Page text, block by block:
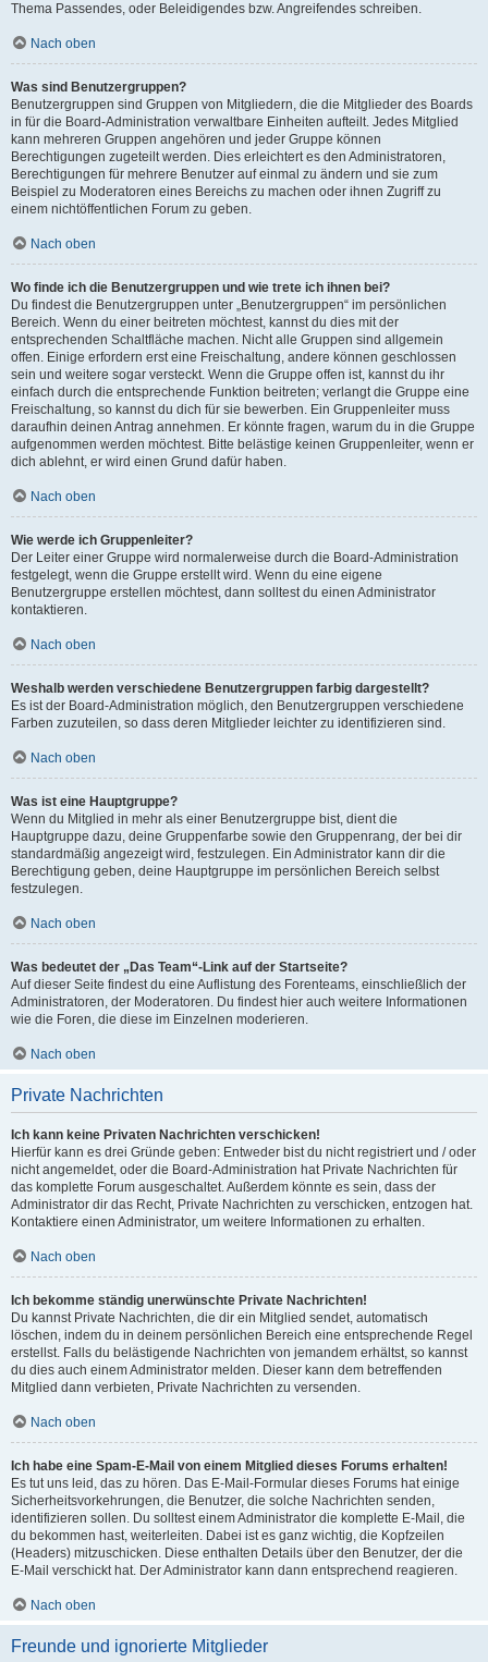
Thema Passendes, oder Beleidigendes bzw. Angreifendes schreiben.
Nach oben
Was sind Benutzergruppen?
Benutzergruppen sind Gruppen von Mitgliedern, die die Mitglieder des Boards
in für die Board-Administration verwaltbare Einheiten aufteilt. Jedes Mitglied
kann mehreren Gruppen angehören und jeder Gruppe können
Berechtigungen zugeteilt werden. Dies erleichtert es den Administratoren,
Berechtigungen für mehrere Benutzer auf einmal zu ändern und sie zum
Beispiel zu Moderatoren eines Bereichs zu machen oder ihnen Zugriff zu
einem nichtöffentlichen Forum zu geben.
Nach oben
Wo finde ich die Benutzergruppen und wie trete ich ihnen bei?
Du findest die Benutzergruppen unter „Benutzergruppen“ im persönlichen
Bereich. Wenn du einer beitreten möchtest, kannst du dies mit der
entsprechenden Schaltfläche machen. Nicht alle Gruppen sind allgemein
offen. Einige erfordern erst eine Freischaltung, andere können geschlossen
sein und weitere sogar versteckt. Wenn die Gruppe offen ist, kannst du ihr
einfach durch die entsprechende Funktion beitreten; verlangt die Gruppe eine
Freischaltung, so kannst du dich für sie bewerben. Ein Gruppenleiter muss
daraufhin deinen Antrag annehmen. Er könnte fragen, warum du in die Gruppe
aufgenommen werden möchtest. Bitte belästige keinen Gruppenleiter, wenn er
dich ablehnt, er wird einen Grund dafür haben.
Nach oben
Wie werde ich Gruppenleiter?
Der Leiter einer Gruppe wird normalerweise durch die Board-Administration
festgelegt, wenn die Gruppe erstellt wird. Wenn du eine eigene
Benutzergruppe erstellen möchtest, dann solltest du einen Administrator
kontaktieren.
Nach oben
Weshalb werden verschiedene Benutzergruppen farbig dargestellt?
Es ist der Board-Administration möglich, den Benutzergruppen verschiedene
Farben zuzuteilen, so dass deren Mitglieder leichter zu identifizieren sind.
Nach oben
Was ist eine Hauptgruppe?
Wenn du Mitglied in mehr als einer Benutzergruppe bist, dient die
Hauptgruppe dazu, deine Gruppenfarbe sowie den Gruppenrang, der bei dir
standardmäßig angezeigt wird, festzulegen. Ein Administrator kann dir die
Berechtigung geben, deine Hauptgruppe im persönlichen Bereich selbst
festzulegen.
Nach oben
Was bedeutet der „Das Team“-Link auf der Startseite?
Auf dieser Seite findest du eine Auflistung des Forenteams, einschließlich der
Administratoren, der Moderatoren. Du findest hier auch weitere Informationen
wie die Foren, die diese im Einzelnen moderieren.
Nach oben
Private Nachrichten
Ich kann keine Privaten Nachrichten verschicken!
Hierfür kann es drei Gründe geben: Entweder bist du nicht registriert und / oder
nicht angemeldet, oder die Board-Administration hat Private Nachrichten für
das komplette Forum ausgeschaltet. Außerdem könnte es sein, dass der
Administrator dir das Recht, Private Nachrichten zu verschicken, entzogen hat.
Kontaktiere einen Administrator, um weitere Informationen zu erhalten.
Nach oben
Ich bekomme ständig unerwünschte Private Nachrichten!
Du kannst Private Nachrichten, die dir ein Mitglied sendet, automatisch
löschen, indem du in deinem persönlichen Bereich eine entsprechende Regel
erstellst. Falls du belästigende Nachrichten von jemandem erhältst, so kannst
du dies auch einem Administrator melden. Dieser kann dem betreffenden
Mitglied dann verbieten, Private Nachrichten zu versenden.
Nach oben
Ich habe eine Spam-E-Mail von einem Mitglied dieses Forums erhalten!
Es tut uns leid, das zu hören. Das E-Mail-Formular dieses Forums hat einige
Sicherheitsvorkehrungen, die Benutzer, die solche Nachrichten senden,
identifizieren sollen. Du solltest einem Administrator die komplette E-Mail, die
du bekommen hast, weiterleiten. Dabei ist es ganz wichtig, die Kopfzeilen
(Headers) mitzuschicken. Diese enthalten Details über den Benutzer, der die
E-Mail verschickt hat. Der Administrator kann dann entsprechend reagieren.
Nach oben
Freunde und ignorierte Mitglieder